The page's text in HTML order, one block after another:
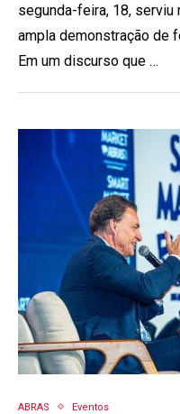
segunda-feira, 18, serviu
ampla demonstração de
Em um discurso que …
ABRAS Eventos